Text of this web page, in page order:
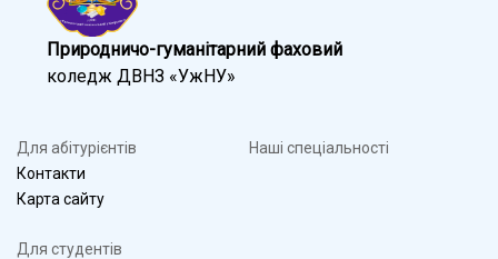
Природничо-гуманітарний фаховий
коледж ДВНЗ «УжНУ»
Для абітурієнтів
Контакти
Карта сайту
Наші спеціальності
Для студентів